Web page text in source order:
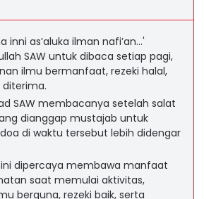
inni as’aluka ilman nafi’an...'
SAW untuk dibaca setiap pagi,
ilmu bermanfaat, rezeki halal,
SAW membacanya setelah salat
dianggap mustajab untuk
di waktu tersebut lebih didengar
dipercaya membawa manfaat
saat memulai aktivitas,
berguna, rezeki baik, serta